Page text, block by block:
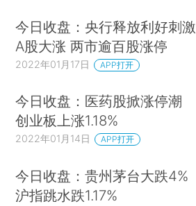
今日收盘：央行释放利好刺激
A股大涨 两市逾百股涨停
2022年01月17日 APP打开
今日收盘：医药股掀涨停潮
创业板上涨1.18%
2022年01月14日 APP打开
今日收盘：贵州茅台大跌4%
沪指跳水跌1.17%